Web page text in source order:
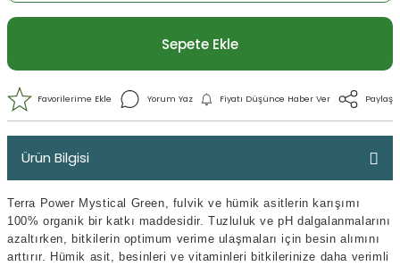
Sepete Ekle
Ürün Bilgisi
Terra Power Mystical Green, fulvik ve hümik asitlerin karışımı
100% organik bir katkı maddesidir. Tuzluluk ve pH dalgalanmalarını
azaltırken, bitkilerin optimum verime ulaşmaları için besin alımını
arttırır. Hümik asit, besinleri ve vitaminleri bitkilerinize daha verimli